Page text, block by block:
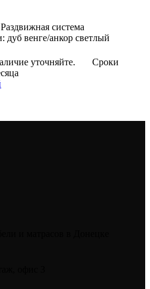
Раздвижная система
: дуб венге/анкор светлый
уточняйте.
Сроки